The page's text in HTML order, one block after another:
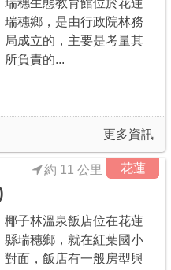
瑞穗生態教育館位於花蓮
瑞穗鄉，是由行政院林務
局成立的，主要是考量其
所負責的...
更多資訊
花蓮
約 11 公里
椰子林溫泉飯店位在花蓮
縣瑞穗鄉，就在紅葉國小
對面，飯店有一般房型與